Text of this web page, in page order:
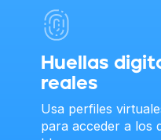
Huellas
reales
Usa perfiles
para acceder a los